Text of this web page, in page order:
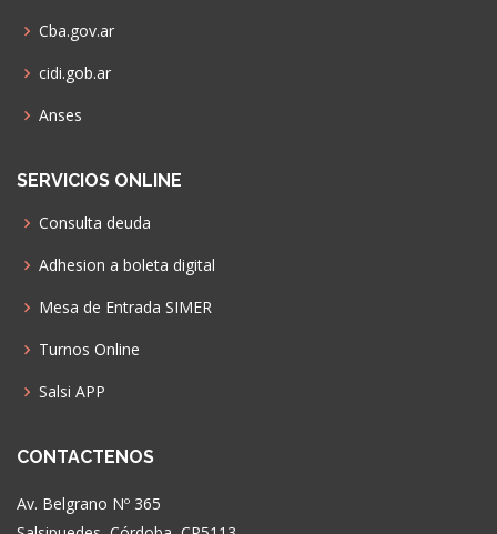
Cba.gov.ar
cidi.gob.ar
Anses
SERVICIOS ONLINE
Consulta deuda
Adhesion a boleta digital
Mesa de Entrada SIMER
Turnos Online
Salsi APP
CONTACTENOS
Av. Belgrano Nº 365